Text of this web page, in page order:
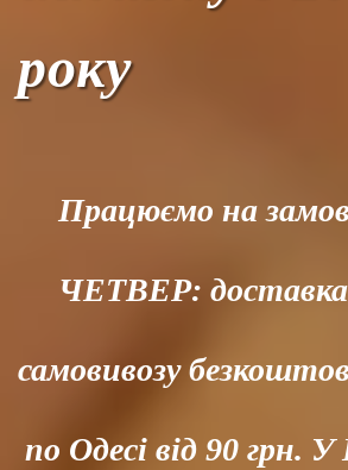
року
Працюємо на
ЧЕТВЕР:
самовивозу
по Одесі від 90 грн.